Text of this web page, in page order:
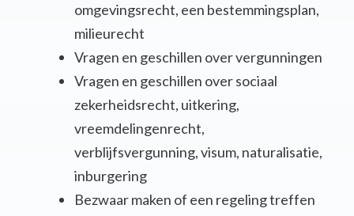
omgevingsrecht, een bestemmingsplan,
milieurecht
Vragen en geschillen over vergunningen
Vragen en geschillen over sociaal
zekerheidsrecht, uitkering,
vreemdelingenrecht,
verblijfsvergunning, visum, naturalisatie,
inburgering
Bezwaar maken of een regeling treffen